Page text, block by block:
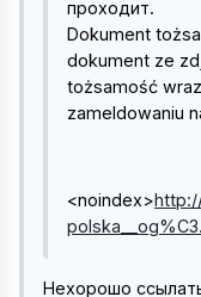
проходит.
Dokument
dokument ze
tożsamość
zameldowaniu
<noindex>
Нехорошо